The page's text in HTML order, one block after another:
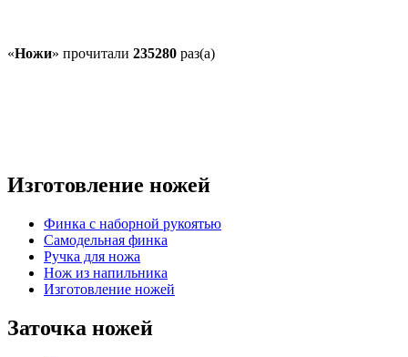
«Ножи» прочитали 235280 раз(а)
Изготовление ножей
Финка с наборной рукоятью
Самодельная финка
Ручка для ножа
Нож из напильника
Изготовление ножей
Заточка ножей